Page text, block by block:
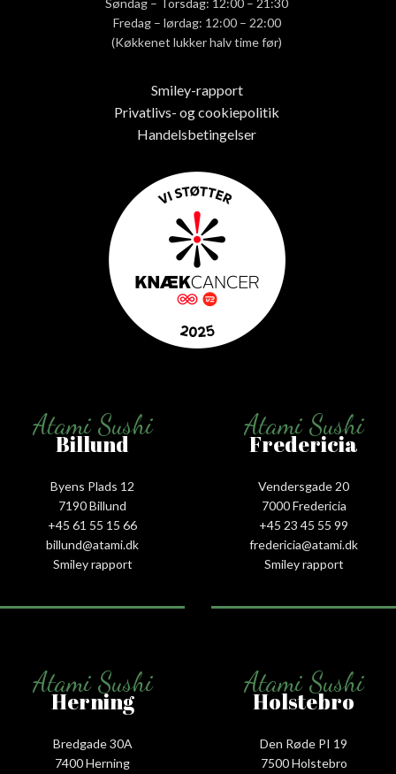
Søndag – Torsdag: 12:00 – 21:30
Fredag – lørdag: 12:00 – 22:00
(Køkkenet lukker halv time før)
Smiley-rapport
Privatlivs- og cookiepolitik
Handelsbetingelser
Atami Sushi
Billund
Byens Plads 12
7190 Billund
+45 61 55 15 66‬
billund@atami.dk
Smiley rapport
Atami Sushi
Fredericia
Vendersgade 20
7000 Fredericia
+45 23 45 55 99
fredericia@atami.dk
Smiley rapport
Atami Sushi
Herning
Bredgade 30A
7400 Herning
Atami Sushi
Holstebro
Den Røde PI 19
7500 Holstebro